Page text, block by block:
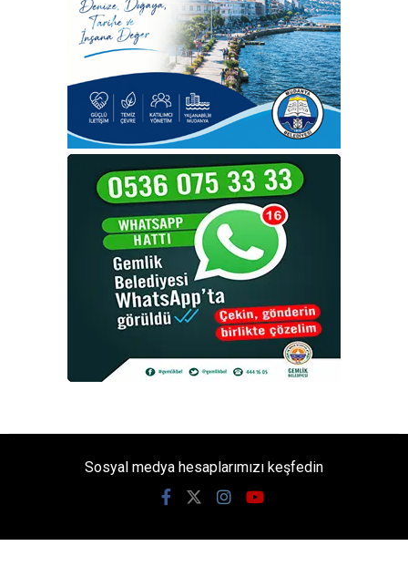
Sosyal medya hesaplarımızı keşfedin